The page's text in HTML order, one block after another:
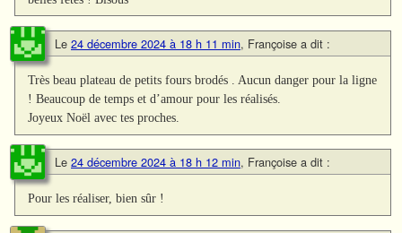
Le 24 décembre 2024 à 18 h 11 min, Françoise a dit :
Très beau plateau de petits fours brodés . Aucun danger pour la ligne
! Beaucoup de temps et d’amour pour les réalisés.
Joyeux Noël avec tes proches.
Le 24 décembre 2024 à 18 h 12 min, Françoise a dit :
Pour les réaliser, bien sûr !